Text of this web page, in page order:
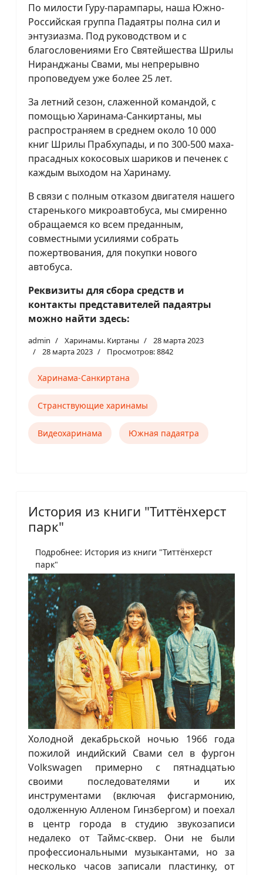
По милости Гуру-парампары, наша Южно-
Российская группа Падаятры полна сил и
энтузиазма. Под руководством и с
благословениями Его Святейшества Шрилы
Ниранджаны Свами, мы непрерывно
проповедуем уже более 25 лет.
За летний сезон, слаженной командой, с
помощью Харинама-Санкиртаны, мы
распространяем в среднем около 10 000
книг Шрилы Прабхупады, и по 300-500 маха-
прасадных кокосовых шариков и печенек с
каждым выходом на Харинаму.
В связи с полным отказом двигателя нашего
старенького микроавтобуса, мы смиренно
обращаемся ко всем преданным,
совместными усилиями собрать
пожертвования, для покупки нового
автобуса.
Реквизиты для сбора средств и
контакты представителей падаятры
можно найти здесь:
admin Харинамы. Киртаны
28 марта 2023
28 марта 2023
Просмотров: 8842
Харинама-Санкиртана
Странствующие харинамы
Видеохаринама Южная падаятра
История из книги "Титтёнхерст
парк"
Подробнее: История из книги "Титтёнхерст
парк"
Холодной декабрьской ночью 1966 года
пожилой индийский Свами сел в фургон
Volkswagen примерно с пятнадцатью
своими последователями и их
инструментами (включая фисгармонию,
одолженную Алленом Гинзбергом) и поехал
в центр города в студию звукозаписи
недалеко от Таймс-сквер. Они не были
профессиональными музыкантами, но за
несколько часов записали пластинку, от